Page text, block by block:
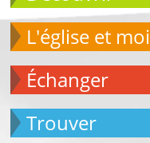
L'église et moi
échanger
Trouver